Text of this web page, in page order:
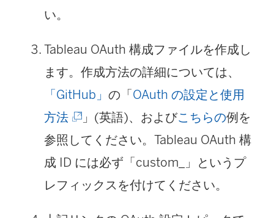
で
リ
ン
ク
が
開
く
い
ウ
ン
ド
で
い。
Tableau OAuth 構成ファイルを作成し
ます。作成方法の詳細については、
「GitHub」 の「OAuth の設定と使用
方法(
新
し
い
」(英語)、およびこちらの例を
参照してください。Tableau OAuth 構
成 ID には必ず「custom_」というプ
レフィックスを付けてください。